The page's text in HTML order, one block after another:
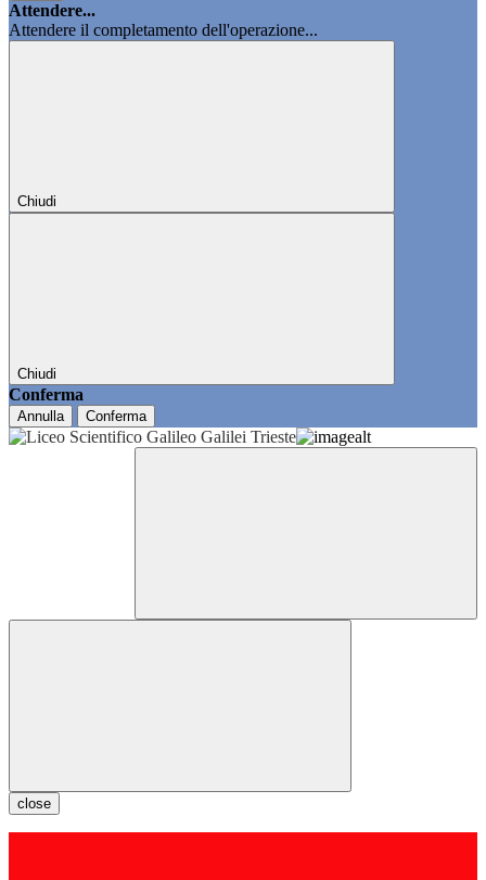
Attendere...
Attendere il completamento dell'operazione...
Chiudi
Chiudi
Conferma
Annulla Conferma
close